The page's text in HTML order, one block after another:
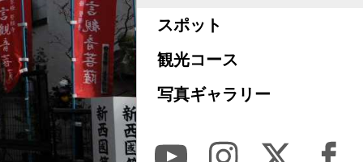
スポット
観光コース
写真ギャラリー